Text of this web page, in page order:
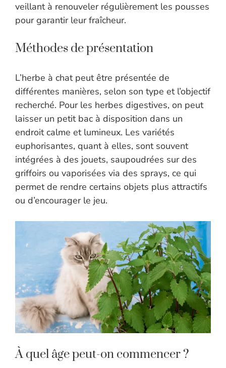
veillant à renouveler régulièrement les pousses
pour garantir leur fraîcheur.
Méthodes de présentation
L’herbe à chat peut être présentée de
différentes manières, selon son type et l’objectif
recherché. Pour les herbes digestives, on peut
laisser un petit bac à disposition dans un
endroit calme et lumineux. Les variétés
euphorisantes, quant à elles, sont souvent
intégrées à des jouets, saupoudrées sur des
griffoirs ou vaporisées via des sprays, ce qui
permet de rendre certains objets plus attractifs
ou d’encourager le jeu.
À quel âge peut-on commencer ?